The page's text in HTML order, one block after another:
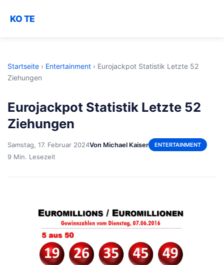
KO TE
Startseite › Entertainment › Eurojackpot Statistik Letzte 52
Ziehungen
Eurojackpot Statistik Letzte 52
Ziehungen
Samstag, 17. Februar 2024Von Michael Kaiser ENTERTAINMENT
9 Min. Lesezeit